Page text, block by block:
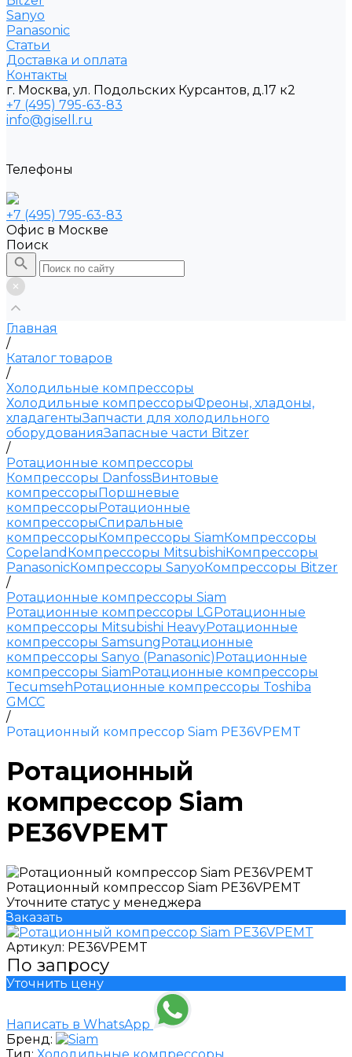
Sanyo
Рanasonic
Статьи
Доставка и оплата
Контакты
г. Москва, ул. Подольских Курсантов, д.17 к2
+7 (495) 795-63-83
info@gisell.ru
Телефоны
+7 (495) 795-63-83
Офис в Москве
Поиск
Главная
/
Каталог товаров
/
Холодильные компрессоры
Холодильные компрессорыФреоны, хладоны,
хладагентыЗапчасти для холодильного
оборудованияЗапасные части Bitzer
/
Ротационные компрессоры
Компрессоры DanfossВинтовые
компрессорыПоршневые
компрессорыРотационные
компрессорыСпиральные
компрессорыКомпрессоры SiamКомпрессоры
Copeland Компрессоры MitsubishiКомпрессоры
PanasonicКомпрессоры SanyoКомпрессоры Bitzer
/
Ротационные компрессоры Siam
Ротационные компрессоры LGРотационные
компрессоры Mitsubishi HeavyРотационные
компрессоры SamsungРотационные
компрессоры Sanyo (Panasonic)Ротационные
компрессоры SiamРотационные компрессоры
TecumsehРотационные компрессоры Toshiba
GMCC
/
Ротационный компрессор Siam PE36VPEMT
Ротационный
компрессор Siam
PE36VPEMT
Ротационный компрессор Siam PE36VPEMT
Уточните статус у менеджера
Заказать
Артикул: PE36VPEMT
По запросу
Уточнить цену
Написать в WhatsApp
Бренд: